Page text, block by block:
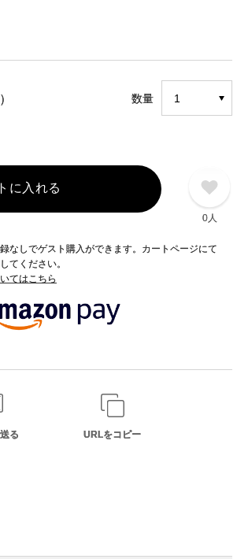
数量
に入れる
0人
なしでゲスト購入ができます。カートページにて
てください。
てはこちら
る URLをコピー